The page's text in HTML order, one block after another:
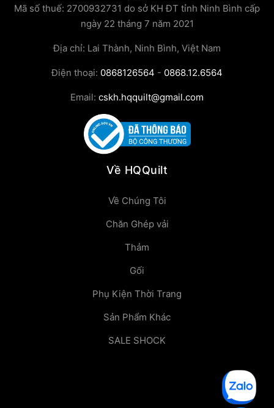
Mã số thuế: 2700932731 do sở KH ĐT tỉnh Ninh Bình cấp
ngày 22 tháng 7 năm 2021
Địa chỉ: Lai Thành, Ninh Bình, Việt Nam
Điện thoại: 0868126564 - 0868.12.6564
Email: cskh.hqquilt@gmail.com
Về HQQuilt
Về Chúng Tôi
Chăn Ghép vải
Thảm
Gối
Phụ Kiện Thời Trang
Sản Phẩm Khác
SALE SHOCK